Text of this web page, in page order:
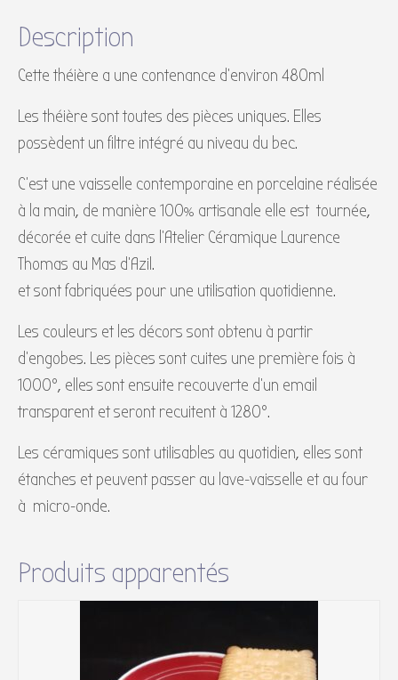
Description
Cette théière a une contenance d’environ 480ml
Les théière sont toutes des pièces uniques. Elles
possèdent un filtre intégré au niveau du bec.
C’est une vaisselle contemporaine en porcelaine réalisée
à la main, de manière 100% artisanale elle est tournée,
décorée et cuite dans l’Atelier Céramique Laurence
Thomas au Mas d’Azil.
et sont fabriquées pour une utilisation quotidienne.
Les couleurs et les décors sont obtenu à partir
d’engobes. Les pièces sont cuites une première fois à
1000°, elles sont ensuite recouverte d’un email
transparent et seront recuitent à 1280°.
Les céramiques sont utilisables au quotidien, elles sont
étanches et peuvent passer au lave-vaisselle et au four
à micro-onde.
Produits apparentés